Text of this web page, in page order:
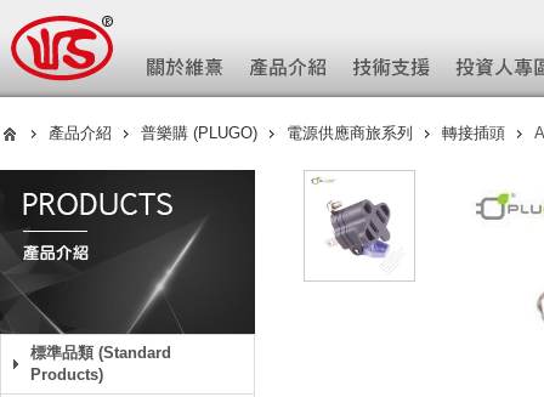
產品介紹 普樂購 (PLUGO) 電源供應商旅系列 轉接插頭
標準品類 (Standard
Products)